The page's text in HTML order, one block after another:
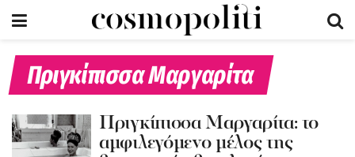
Πριγκίπισσα Μαργαρίτα
Πριγκίπισσα Μαργαρίτα: το
αμφιλεγόμενο μέλος της